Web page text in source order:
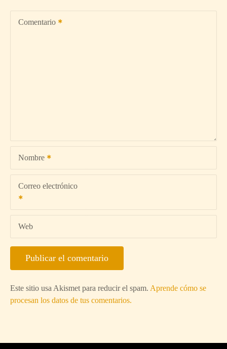
Comentario
Nombre
Correo electrónico
Web
Este sitio usa Akismet para reducir el spam. Aprende cómo se
procesan los datos de tus comentarios.